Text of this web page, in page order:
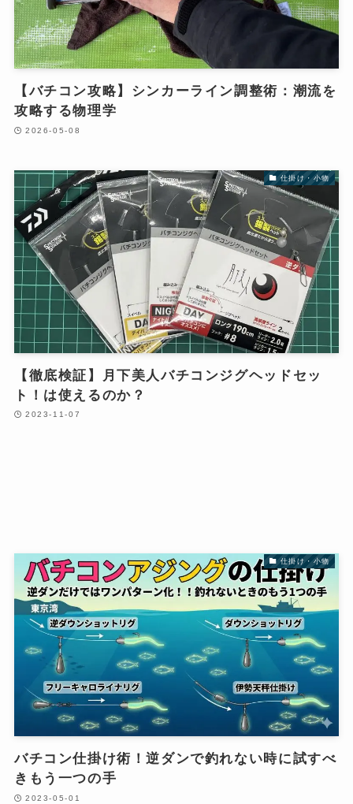
【バチコン攻略】シンカーライン調整術：潮流を
攻略する物理学
2026-05-08
仕掛け・小物
【徹底検証】月下美人バチコンジグヘッドセッ
ト！は使えるのか？
2023-11-07
仕掛け・小物
バチコン仕掛け術！逆ダンで釣れない時に試すべ
きもう一つの手
2023-05-01